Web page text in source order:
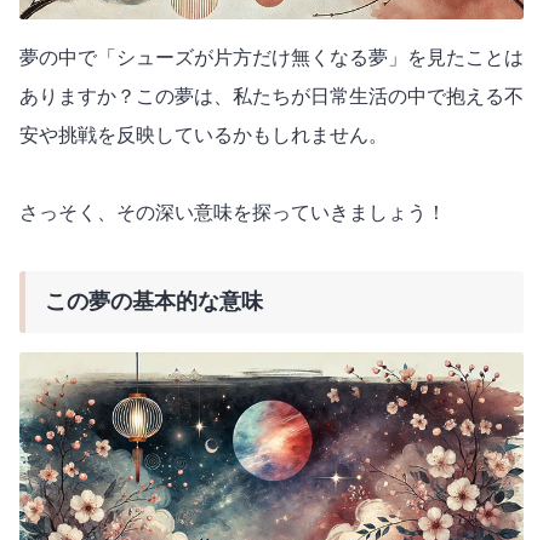
夢の中で「シューズが片方だけ無くなる夢」を見たことは
ありますか？この夢は、私たちが日常生活の中で抱える不
安や挑戦を反映しているかもしれません。
さっそく、その深い意味を探っていきましょう！
この夢の基本的な意味